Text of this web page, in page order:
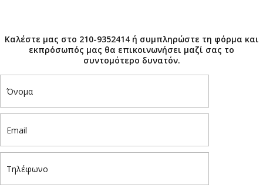
Καλέστε μας στο 210-9352414 ή συμπληρώστε τη φόρμα και
εκπρόσωπός μας θα επικοινωνήσει μαζί σας το
συντομότερο δυνατόν.